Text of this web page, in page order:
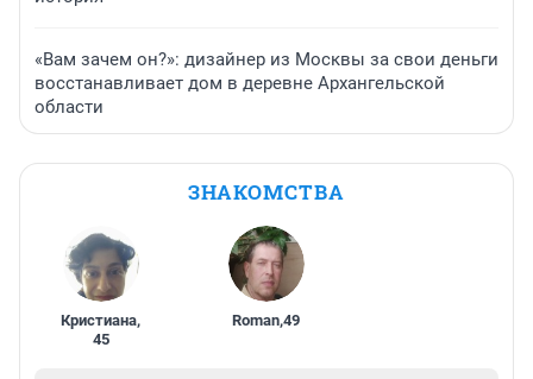
«Вам зачем он?»: дизайнер из Москвы за свои деньги
восстанавливает дом в деревне Архангельской
области
ЗНАКОМСТВА
Кристиана,
45
Roman,49